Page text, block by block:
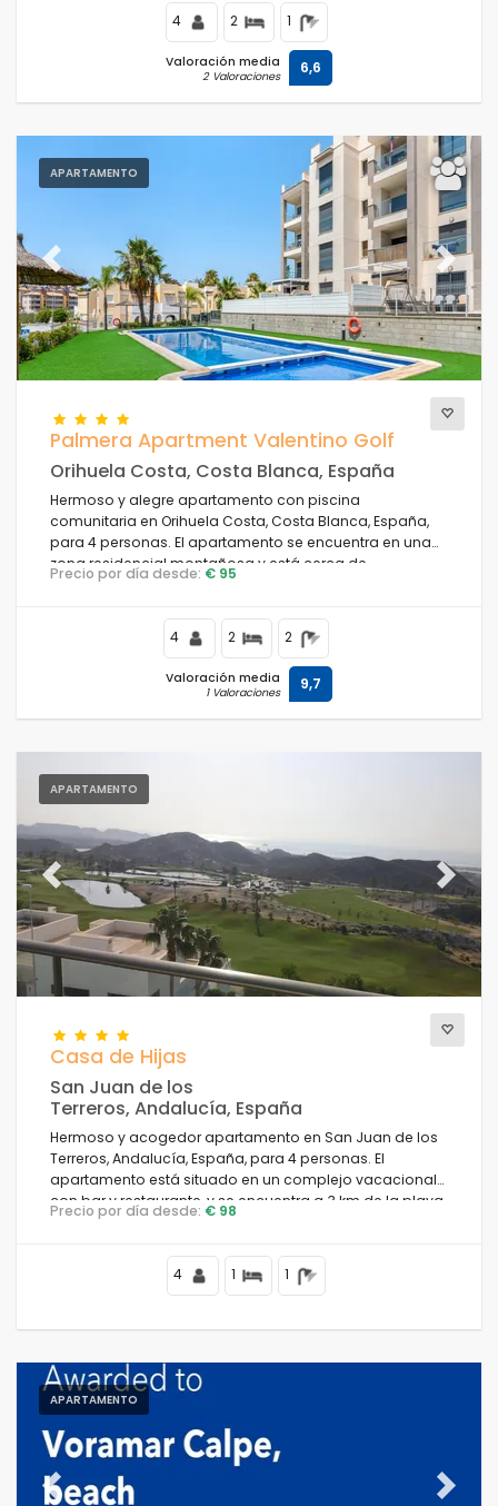
tenis, a 500 m de la playa.
4 2 1
Valoración media
2 Valoraciones 6,6
APARTAMENTO
Previous Next
Palmera Apartment Valentino Golf
Orihuela Costa, Costa Blanca, España
Hermoso y alegre apartamento con piscina
comunitaria en Orihuela Costa, Costa Blanca, España,
para 4 personas. El apartamento se encuentra en una
zona residencial montañosa y está cerca de
restaurantes y bares.
Precio por día desde: € 95
4 2 2
Valoración media
1 Valoraciones 9,7
APARTAMENTO
Previous Next
Casa de Hijas
San Juan de los
Terreros, Andalucía, España
Hermoso y acogedor apartamento en San Juan de los
Terreros, Andalucía, España, para 4 personas. El
apartamento está situado en un complejo vacacional
con bar y restaurante, y se encuentra a 3 km de la playa
de La Entrevista.
Precio por día desde: € 98
4 1 1
APARTAMENTO
Previous Next